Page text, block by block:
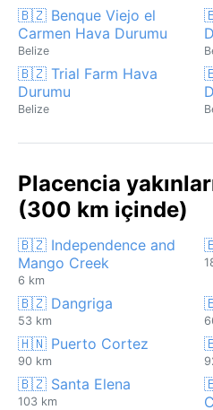
🇧🇿 Benque Viejo el
Carmen Hava Durumu
Belize
🇧🇿 Trial Farm Hava
Durumu
Belize
Placencia
(300 km içinde)
🇧🇿 Independence and
Mango Creek
6 km
🇧🇿 Dangriga
53 km
🇭🇳 Puerto Cortez
90 km
🇧🇿 Santa Elena
103 km